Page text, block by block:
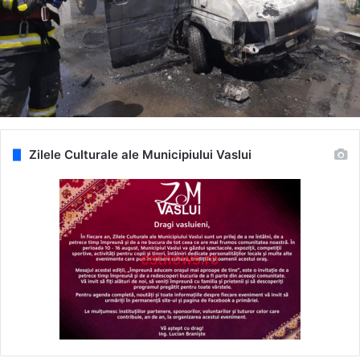
Zilele Culturale ale Municipiului Vaslui